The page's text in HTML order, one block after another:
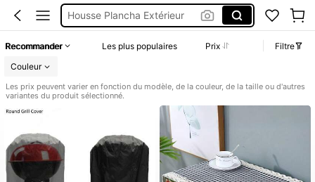
Protection Barbecue
Recommander Les plus populaires Prix
Filtre
Couleur
Les prix peuvent varier en fonction du modèle, de la couleur, de la taille ou d'autres
variantes du produit sélectionné.